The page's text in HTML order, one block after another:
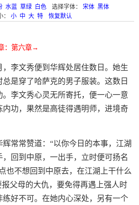
水蓝 草绿 白色 选择字体： 宋体 黑体
： 小 中 大 特 恢复默认
：第六章→
，李文秀便到华辉处居住数日。她生
是穿了哈萨克的男子服装。这数日
李文秀心灵无所寄托，便一心一意
功，果然是高徒得遇明师，进境奇
常常赞道：“以你今日的本事，江湖
，回到中原，一出手，立时便可扬名
也不想回到中原去，在江湖上干什么
父母的大仇，要免得再遇上强人时
练好不可。在她内心深处，另有一个